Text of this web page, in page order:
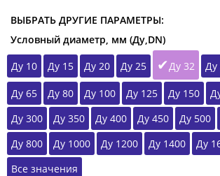
ВЫБРАТЬ ДРУГИЕ ПАРАМЕТРЫ:
Условный диаметр, мм (Ду,DN)
Ду 10
Ду 15 Ду 20 Ду 25 Ду 32 Ду
Ду 65 Ду 80 Ду 100 Ду 125 Ду 150
Ду 300
Ду 350 Ду 400 Ду 450 Ду 500
Ду 800
Ду 1000 Ду 1200 Ду 1400
Ду
Все значения